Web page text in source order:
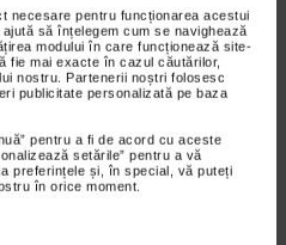
necesare pentru funcționarea acestui
să înțelegem cum se navighează
modului în care funcționează site-
fie mai exacte în cazul căutărilor,
nostru. Partenerii noștri folosesc
publicitate personalizată pe baza
pentru a fi de acord cu aceste
setările” pentru a vă
preferințele și, în special, vă puteți
în orice moment.
5 august 2026
factori declansatori si solutii
termenul medical pentru
de urina, de obicei in
Este o afectiune frecventa
copiilor, cat si al adultilor.
considerat…